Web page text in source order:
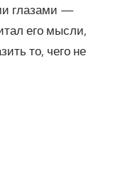
глазами —
его мысли,
то, чего не